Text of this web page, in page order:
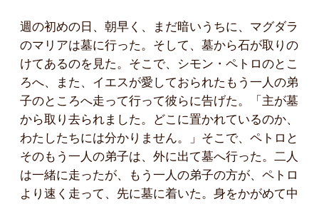
週の初めの日、朝早く、まだ暗いうちに、マグダラ
のマリアは墓に行った。そして、墓から石が取りの
けてあるのを見た。そこで、シモン・ペトロのとこ
ろへ、また、イエスが愛しておられたもう一人の弟
子のところへ走って行って彼らに告げた。「主が墓
から取り去られました。どこに置かれているのか、
わたしたちには分かりません。」そこで、ペトロと
そのもう一人の弟子は、外に出て墓へ行った。二人
は一緒に走ったが、もう一人の弟子の方が、ペトロ
より速く走って、先に墓に着いた。身をかがめて中